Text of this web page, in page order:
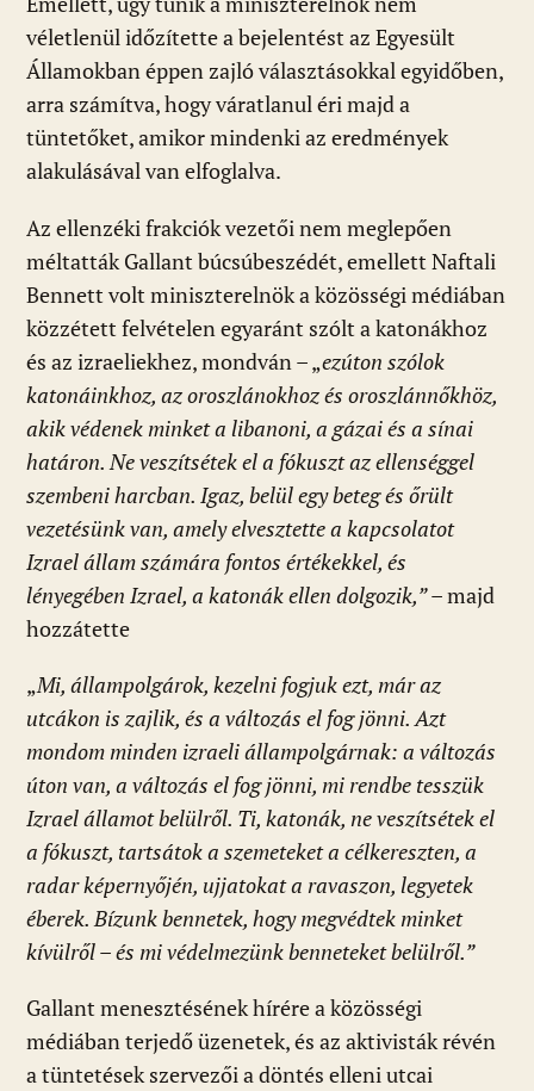
véletlenül időzítette a bejelentést az Egyesült
Államokban éppen zajló választásokkal egyidőben,
arra számítva, hogy váratlanul éri majd a
tüntetőket, amikor mindenki az eredmények
alakulásával van elfoglalva.
Az ellenzéki frakciók vezetői nem meglepően
méltatták Gallant búcsúbeszédét, emellett Naftali
Bennett volt miniszterelnök a közösségi médiában
közzétett felvételen egyaránt szólt a katonákhoz
és az izraeliekhez, mondván – „ezúton szólok
katonáinkhoz, az oroszlánokhoz és oroszlánnőkhöz,
akik védenek minket a libanoni, a gázai és a sínai
határon. Ne veszítsétek el a fókuszt az ellenséggel
szembeni harcban. Igaz, belül egy beteg és őrült
vezetésünk van, amely elvesztette a kapcsolatot
Izrael állam számára fontos értékekkel, és
lényegében Izrael, a katonák ellen dolgozik,”– majd
hozzátette
„Mi, állampolgárok, kezelni fogjuk ezt, már az
utcákon is zajlik, és a változás el fog jönni. Azt
mondom minden izraeli állampolgárnak: a változás
úton van, a változás el fog jönni, mi rendbe tesszük
Izrael államot belülről. Ti, katonák, ne veszítsétek el
a fókuszt, tartsátok a szemeteket a célkereszten, a
radar képernyőjén, ujjatokat a ravaszon, legyetek
éberek. Bízunk bennetek, hogy megvédtek minket
kívülről – és mi védelmezünk benneteket belülről.”
Gallant menesztésének hírére a közösségi
médiában terjedő üzenetek, és az aktivisták révén
a tüntetések szervezői a döntés elleni utcai